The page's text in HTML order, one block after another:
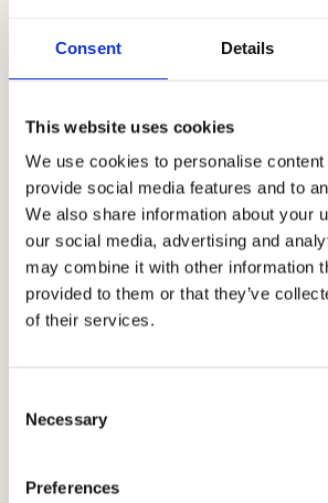
Consent Details
This website uses cookies
We use cookies to personalise
provide social media features and to
We also share information about your
our social media, advertising and
may combine it with other information
provided to them or that they’ve
of their services.
Selection
Necessary
Preferences
climatico